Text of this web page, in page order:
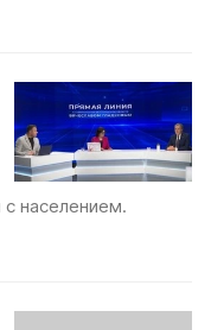
с населением.